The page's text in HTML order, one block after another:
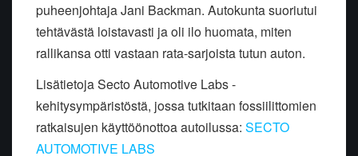
puheenjohtaja Jani Backman. Autokunta suoriutui
tehtävästä loistavasti ja oli ilo huomata, miten
rallikansa otti vastaan rata-sarjoista tutun auton.
Lisätietoja Secto Automotive Labs -
kehitysympäristöstä, jossa tutkitaan fossiilittomien
ratkaisujen käyttöönottoa autoilussa: SECTO
AUTOMOTIVE LABS